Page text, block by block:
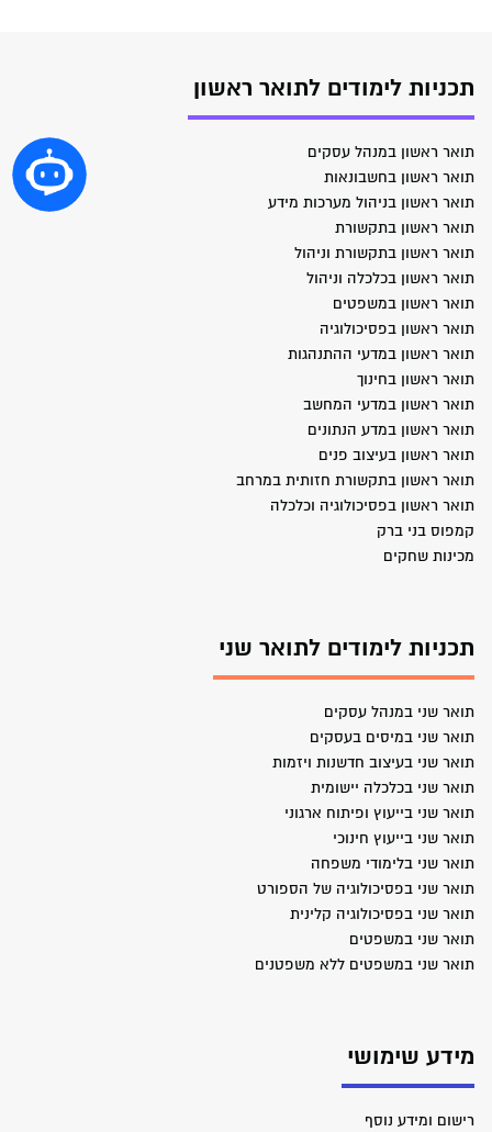
תכניות לימודים לתואר ראשון
תואר ראשון במנהל עסקים
תואר ראשון בחשבונאות
תואר ראשון בניהול מערכות מידע
תואר ראשון בתקשורת
תואר ראשון בתקשורת וניהול
תואר ראשון בכלכלה וניהול
תואר ראשון במשפטים
תואר ראשון בפסיכולוגיה
תואר ראשון במדעי ההתנהגות
תואר ראשון בחינוך
תואר ראשון במדעי המחשב
תואר ראשון במדע הנתונים
תואר ראשון בעיצוב פנים
תואר ראשון בתקשורת חזותית במרחב
תואר ראשון בפסיכולוגיה וכלכלה
קמפוס בני ברק
מכינות שחקים
תכניות לימודים לתואר שני
תואר שני במנהל עסקים
תואר שני במיסים בעסקים
תואר שני בעיצוב חדשנות ויזמות
תואר שני בכלכלה יישומית
תואר שני בייעוץ ופיתוח ארגוני
תואר שני בייעוץ חינוכי
תואר שני בלימודי משפחה
תואר שני בפסיכולוגיה של הספורט
תואר שני בפסיכולוגיה קלינית
תואר שני במשפטים
תואר שני במשפטים ללא משפטנים
מידע שימושי
רישום ומידע נוסף